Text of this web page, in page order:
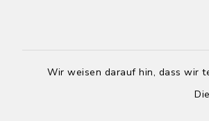
Wir weisen darauf hin, dass wir